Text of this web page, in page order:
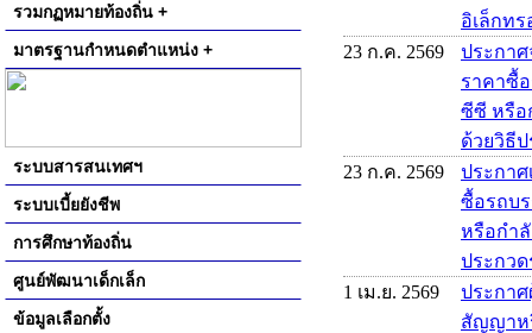
รวมกฏหมายท้องถิ่น +
มาตรฐานกำหนดตำแหน่ง +
ระบบสารสนเทศฯ
ระบบเบี้ยยังชีพ
การศึกษาท้องถิ่น
ศูนย์พัฒนาเด็กเล็ก
ข้อมูลเลือกตั้ง
อิเล็กทร
23 ก.ค. 2569
ประกา
ราคาซื้
ซีซี หรือ
ด้วยวิธีป
23 ก.ค. 2569
ประกา
ซื้อรถบ
หรือกำ
ประกวด
1 เม.ย. 2569
ประกา
สัญญาห